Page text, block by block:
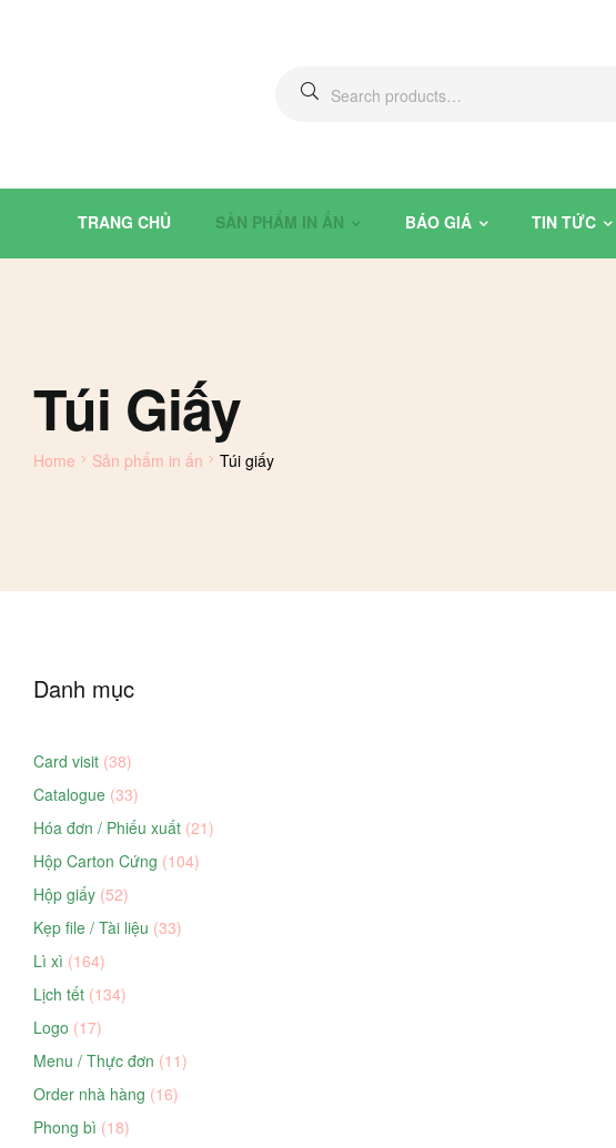
Search
TRANG CHỦ SẢN PHẨM IN ẤN BÁO GIÁ TIN TỨC
Túi Giấy
Home Sản phẩm in ấn Túi giấy
Danh mục
Card visit (38)
Catalogue (33)
Hóa đơn / Phiếu xuất (21)
Hộp Carton Cứng (104)
Hộp giấy (52)
Kẹp file / Tài liệu (33)
Lì xì (164)
Lịch tết (134)
Logo (17)
Menu / Thực đơn (11)
Order nhà hàng (16)
Phong bì (18)